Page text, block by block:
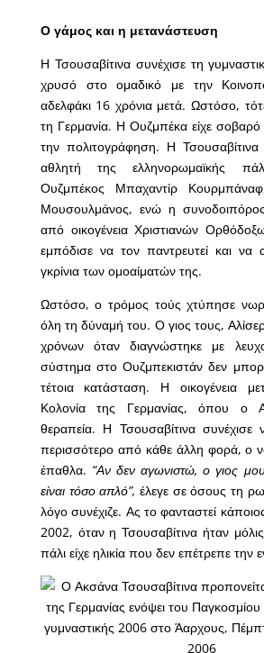
Ο γάμος και η μετανάστευση
Η Τσουσαβίτινα συνέχισε τη
χρυσό στο ομαδικό με την
αδελφάκι 16 χρόνια μετά. Ωστόσο,
τη Γερμανία. Η Ουζμπέκα είχε σοβαρό
την πολιτογράφηση. Η Τσουσαβίτινα
αθλητή της ελληνορωμαϊκής
Ουζμπέκος Μπαχαντίρ
Μουσουλμάνος, ενώ η
από οικογένεια Χριστιανών
εμπόδισε να τον παντρευτεί και να
γκρίνια των ομοαίματών της.
Ωστόσο, ο τρόμος τούς χτύπησε
όλη τη δύναμή του. Ο γιος τους,
χρόνων όταν διαγνώστηκε με
σύστημα στο Ουζμπεκιστάν δεν
τέτοια κατάσταση. Η οικογένεια
Κολονία της Γερμανίας, όπου ο
θεραπεία. Η Τσουσαβίτινα συνέχισε
περισσότερο από κάθε άλλη φορά, ο
έπαθλα. “Αν δεν αγωνιστώ, ο γιος
είναι τόσο απλό”, έλεγε σε όσους τη
λόγο συνέχιζε. Ας το φανταστεί
2002, όταν η Τσουσαβίτινα ήταν
πάλι είχε ηλικία που δεν επέτρεπε την